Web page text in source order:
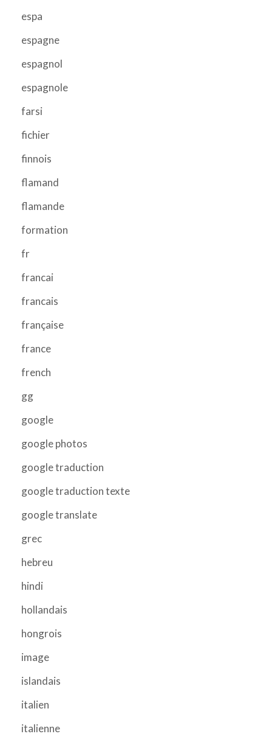
espa
espagne
espagnol
espagnole
farsi
fichier
finnois
flamand
flamande
formation
fr
francai
francais
française
france
french
gg
google
google photos
google traduction
google traduction texte
google translate
grec
hebreu
hindi
hollandais
hongrois
image
islandais
italien
italienne